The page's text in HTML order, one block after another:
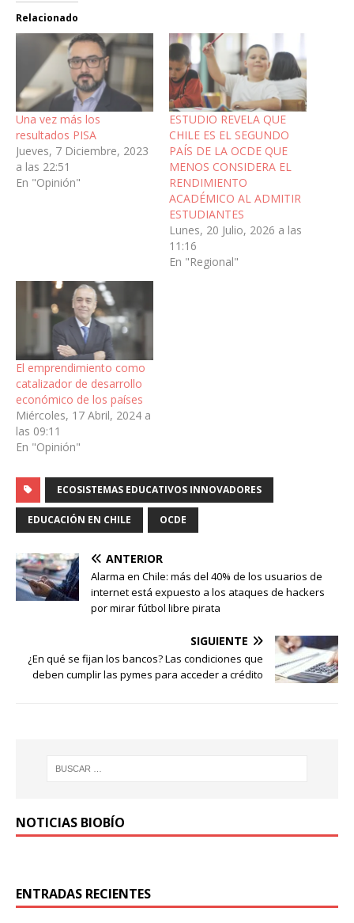
Relacionado
Una vez más los
resultados PISA
Jueves, 7 Diciembre, 2023
a las 22:51
En "Opinión"
ESTUDIO REVELA QUE
CHILE ES EL SEGUNDO
PAÍS DE LA OCDE QUE
MENOS CONSIDERA EL
RENDIMIENTO
ACADÉMICO AL ADMITIR
ESTUDIANTES
Lunes, 20 Julio, 2026 a las
11:16
En "Regional"
El emprendimiento como
catalizador de desarrollo
económico de los países
Miércoles, 17 Abril, 2024 a
las 09:11
En "Opinión"
ECOSISTEMAS EDUCATIVOS INNOVADORES
EDUCACIÓN EN CHILE OCDE
ANTERIOR
Alarma en Chile: más del 40% de los usuarios de
internet está expuesto a los ataques de hackers
por mirar fútbol libre pirata
SIGUIENTE
¿En qué se fijan los bancos? Las condiciones que
deben cumplir las pymes para acceder a crédito
NOTICIAS BIOBÍO
ENTRADAS RECIENTES